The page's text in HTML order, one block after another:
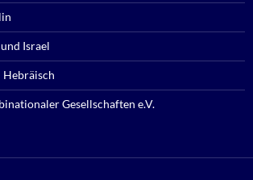
Israel
Gesellschaften e.V.